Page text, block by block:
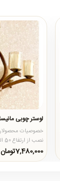
لوستر چوبی
خصوصیات
محصول60 سانتی مترجنس محصو..
7,480,000تومان